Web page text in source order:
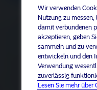
Wir verwenden
Nutzung zu
damit verbundenen
akzeptieren, geben
sammeln und zu
entwickeln und den
Verwendung
zuverlässig
Lesen Sie mehr über